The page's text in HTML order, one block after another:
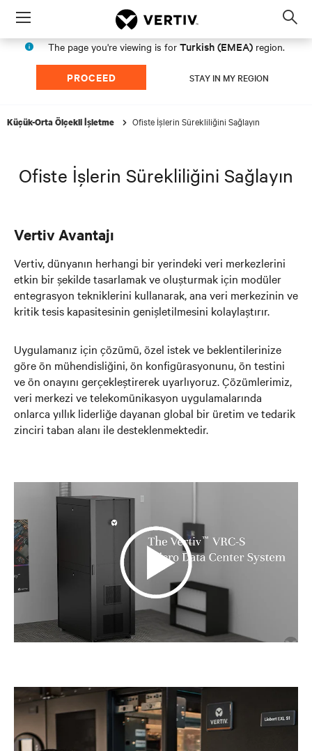
Menu
The page you're viewing is for Turkish (EMEA) region.
PROCEED STAY IN MY REGION
Küçük-Orta Ölçekli İşletme Ofiste İşlerin Sürekliliğini Sağlayın
Ofiste İşlerin Sürekliliğini Sağlayın
Vertiv Avantajı
Vertiv, dünyanın herhangi bir yerindeki veri merkezlerini
etkin bir şekilde tasarlamak ve oluşturmak için modüler
entegrasyon tekniklerini kullanarak, ana veri merkezinin ve
kritik tesis kapasitesinin genişletilmesini kolaylaştırır.
Uygulamanız için çözümü, özel istek ve beklentilerinize
göre ön mühendisliğini, ön konfigürasyonunu, ön testini
ve ön onayını gerçekleştirerek uyarlıyoruz. Çözümlerimiz,
veri merkezi ve telekomünikasyon uygulamalarında
onlarca yıllık liderliğe dayanan global bir üretim ve tedarik
zinciri taban alanı ile desteklenmektedir.